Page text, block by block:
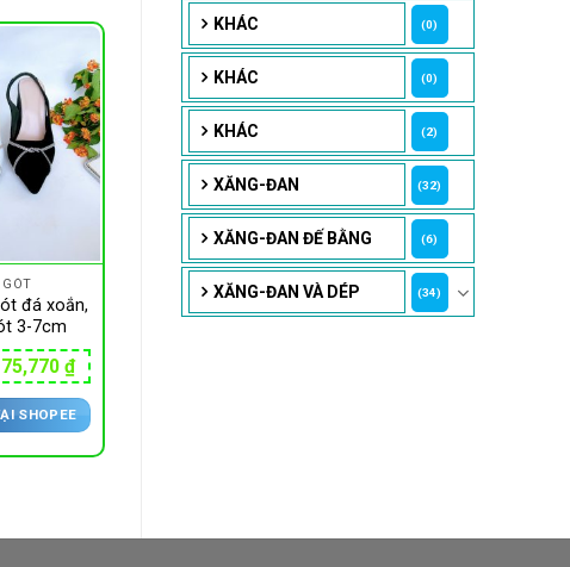
KHÁC (0)
KHÁC (0)
KHÁC (2)
XĂNG-ĐAN (32)
XĂNG-ĐAN ĐẾ BẰNG (6)
XĂNG-ĐAN VÀ DÉP (34)
đá xoắn,
3-7cm
₫.
₫Giá
hiện
tại
là:
175,770 ₫.
SHOPEE